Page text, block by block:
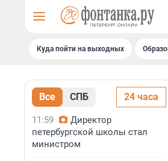
Куда пойти на выходных
Все СПБ 24 часа
11:59
Директор
петербургской школы стал
министром